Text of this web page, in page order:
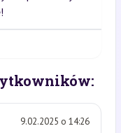
9.02.2025 o 14:26